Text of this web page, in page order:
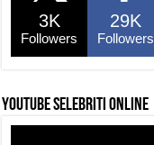
o
k
p
3K
Followers
29K
Followers
YouTube selebriti online